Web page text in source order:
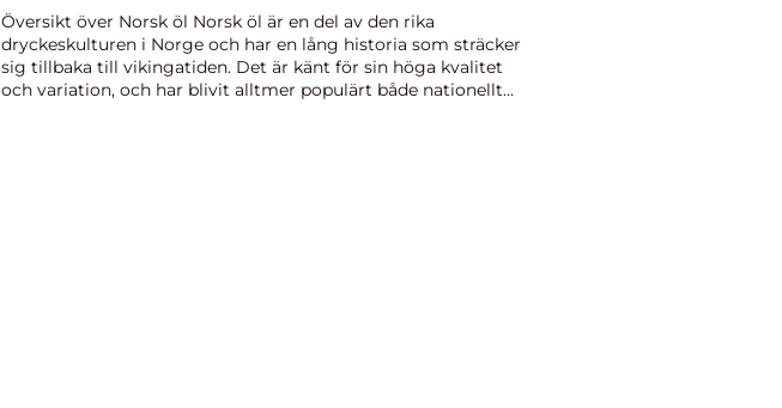
Översikt över Norsk öl Norsk öl är en del av den rika
dryckeskulturen i Norge och har en lång historia som sträcker
sig tillbaka till vikingatiden. Det är känt för sin höga kvalitet
och variation, och har blivit alltmer populärt både nationellt